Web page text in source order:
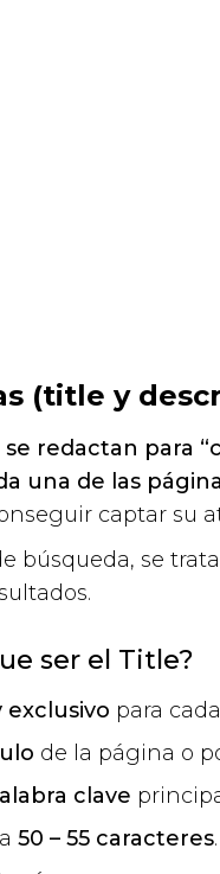
(title y
se redactan para
una de las
captar su
búsqueda, se
ser el Title?
exclusivo para
de la página o
clave
50 – 55 caracteres.